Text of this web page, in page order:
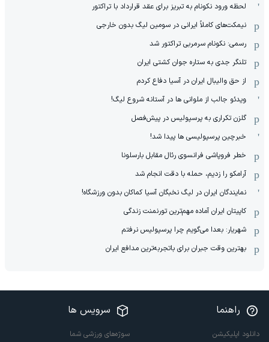
لحظه ورود نکونام به تبریز برای عقد قرارداد با تراکتور
نیمکت‌های کاملاً ایرانی در سومین لیگ بدون خارجی
رسمی: نکونام سرمربی تراکتور شد
تلنگر جدی به ستاره جوان کشتی ایران
از حق والیبال ایران در آسیا دفاع کردم
ویدئو جالب از ملوانی ها در آستانه شروع لیگ!
گلزن تکراری به پرسپولیس در پیش‌فصل
خبرچین پرسپولیسی ها پیدا شد!
خطر فروپاشی فرانسوی رئال مقابل بارسلونا
آرامکو را زدیم، حمله با دقت انجام شد
نمایندگان ایران در لیگ نخبگان آسیا کماکان بدون ورزشگاه!
کاپیتان ایران آماده مهم‌ترین تورنمنت زندگی
شهریار: بعدا می‌گویم چرا پرسپولیس نرفتم
بهترین وقت جبران برای باتجربه‌ترین مدافع ایران
راهنما
دانلود اپلیکیشن
سرویس ها
سوژه‌های ورزشی شما